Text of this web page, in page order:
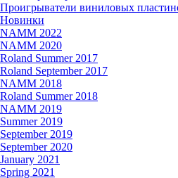
Проигрыватели виниловых
Новинки
NAMM 2022
NAMM 2020
Roland Summer 2017
Roland September 2017
NAMM 2018
Roland Summer 2018
NAMM 2019
Summer 2019
September 2019
September 2020
January 2021
Spring 2021